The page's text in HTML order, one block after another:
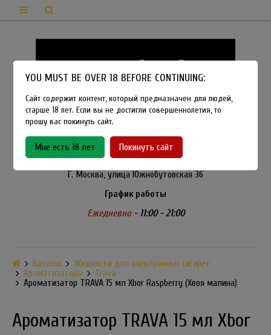
8-915-450-21-92
Розничный магазин Method Vapeshop
Г. Москва, улица Южнобутовская 36
График работы
Ежедневно- 11:00 - 21:00
Каталог
Жидкости для электронных сигарет
Ароматизаторы
Trava
Ароматизатор TRAVA 15 мл Xbor Raspberry (Хвоя малина)
Ароматизатор TRAVA 15 мл Xbor
YOU MUST BE OVER 18 BEFORE CONTINUING:
Сайт содержит контент, который предназначен для людей,
старше 18 лет. Если вы не достигли совершеннолетия, то
прошу вас покинуть сайт.
Мне есть 18 лет Покинуть сайт